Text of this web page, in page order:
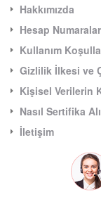
Hakkımızda
Hesap
Kullanım
Gizlilik İlkesi ve
Kişisel Verilerin
Nasıl Sertifika
İletişim